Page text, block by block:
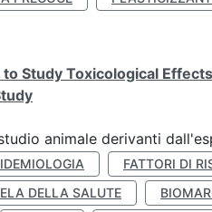
Study Toxicological
animale derivanti
FATTORI DI
DELLA SALUTE